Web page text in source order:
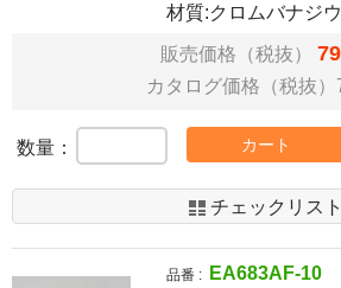
材質:クロムバナジ
販売価格（税抜）
カタログ価格（税抜）
数量： カート
チェックリスト
品番 :
EA683AF-10